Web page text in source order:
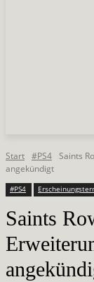
Start #PS4 Saints
angekündigt
#PS4
Saints